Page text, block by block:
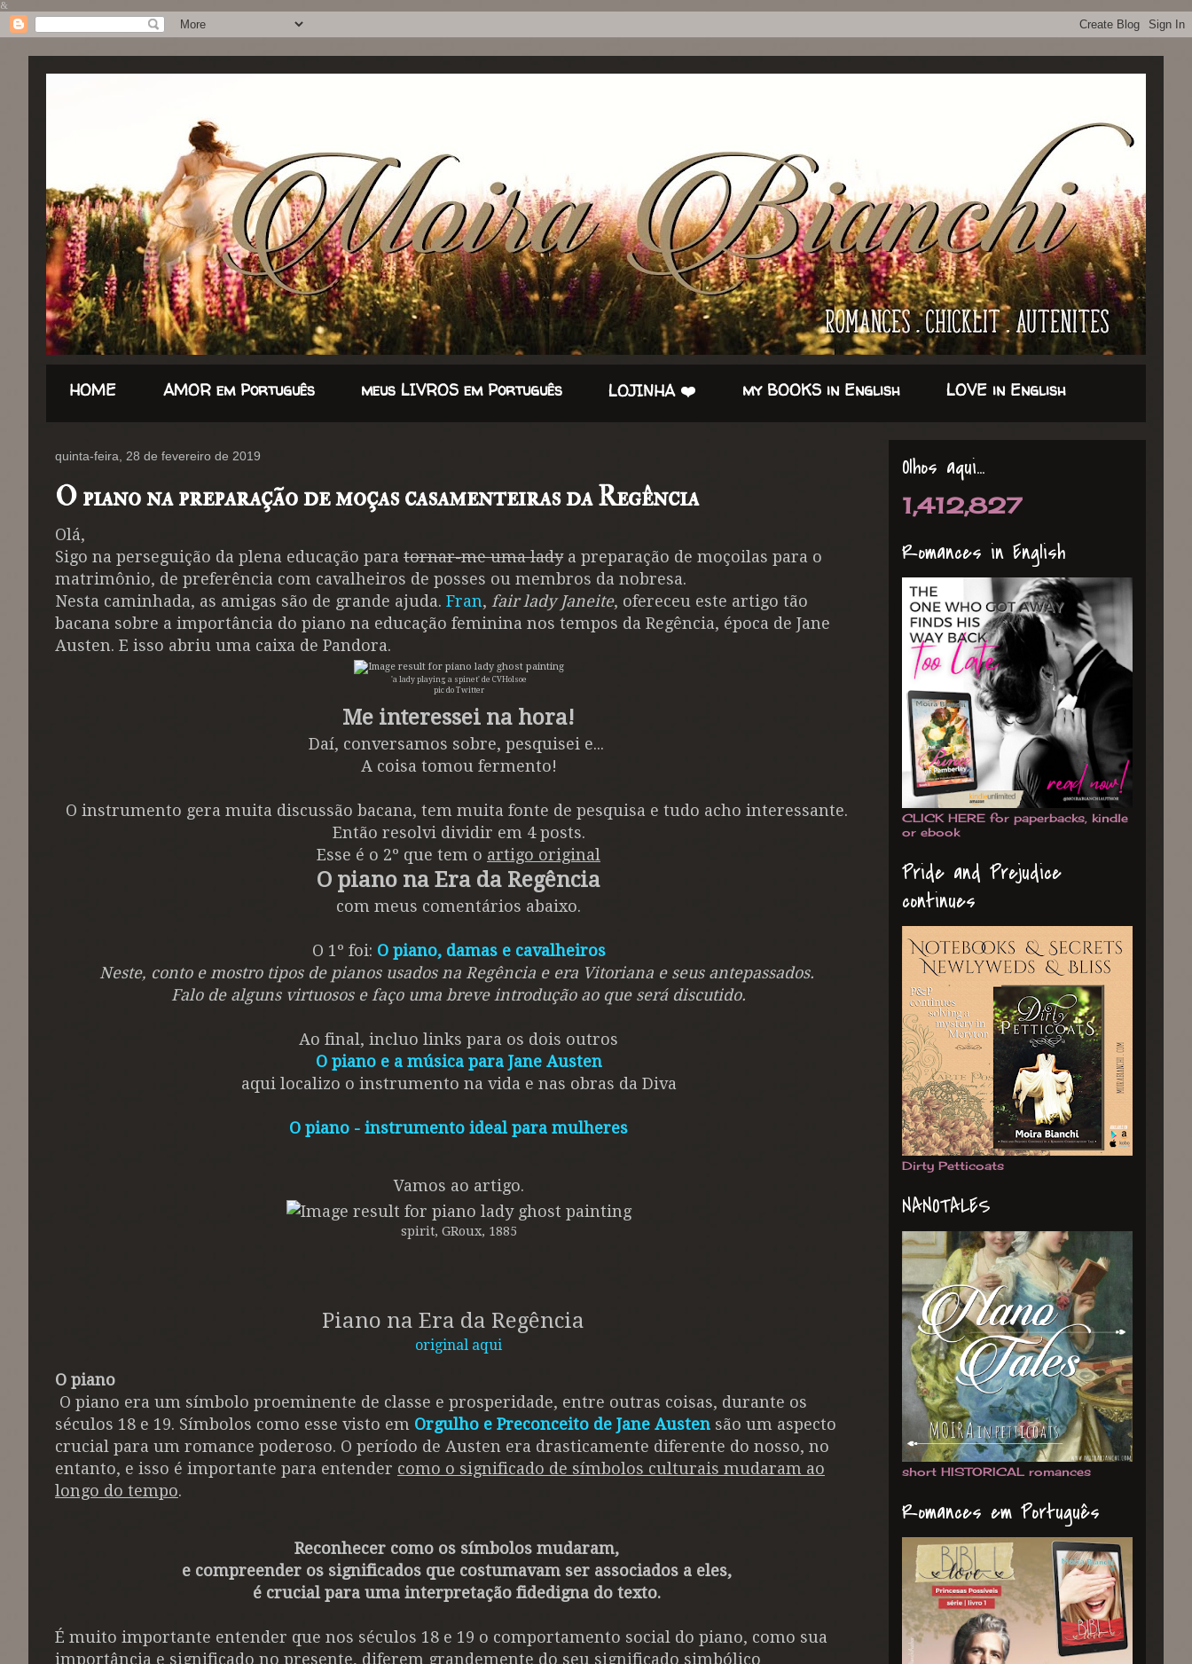
&
HOME AMOR em Português meus LIVROS em Português LOJINHA ❤️ my BOOKS in English LOVE in English
quinta-feira, 28 de fevereiro de 2019
O piano na preparação de moças casamenteiras da Regência
Olá,
Sigo na perseguição da plena educação para tornar-me uma ladya preparação de moçoilas para o
matrimônio, de preferência com cavalheiros de posses ou membros da nobresa.
Nesta caminhada, as amigas são de grande ajuda. Fran, fair lady Janeite, ofereceu este artigo tão
bacana sobre a importância do piano na educação feminina nos tempos da Regência, época de Jane
Austen. E isso abriu uma caixa de Pandora.
'a lady playing a spinet' de CVHolsoe
pic do Twitter
Me interessei na hora!
Daí, conversamos sobre, pesquisei e...
A coisa tomou fermento!
O instrumento gera muita discussão bacana, tem muita fonte de pesquisa e tudo acho interessante.
Então resolvi dividir em 4 posts.
Esse é o 2º que tem o artigo original
O piano na Era da Regência
com meus comentários abaixo.
O 1º foi: O piano, damas e cavalheiros
Neste, conto e mostro tipos de pianos usados na Regência e era Vitoriana e seus antepassados.
Falo de alguns virtuosos e faço uma breve introdução ao que será discutido.
Ao final, incluo links para os dois outros
O piano e a música para Jane Austen
aqui localizo o instrumento na vida e nas obras da Diva
O piano - instrumento ideal para mulheres
Vamos ao artigo.
spirit, GRoux, 1885
Piano na Era da Regência
original aqui
O piano
O piano era um símbolo proeminente de classe e prosperidade, entre outras coisas, durante os
séculos 18 e 19. Símbolos como esse visto em Orgulho e Preconceito de Jane Austen são um aspecto
crucial para um romance poderoso. O período de Austen era drasticamente diferente do nosso, no
entanto, e isso é importante para entender como o significado de símbolos culturais mudaram ao
longo do tempo.
Reconhecer como os símbolos mudaram,
e compreender os significados que costumavam ser associados a eles,
é crucial para uma interpretação fidedigna do texto.
É muito importante entender que nos séculos 18 e 19 o comportamento social do piano, como sua
importância e significado no presente, diferem grandemente do seu significado simbólico
Olhos aqui...
1,412,827
Romances in English
CLICK HERE for paperbacks, kindle
or ebook
Pride and Prejudice
continues
Dirty Petticoats
NANOTALES
short HISTORICAL romances
Romances em Português